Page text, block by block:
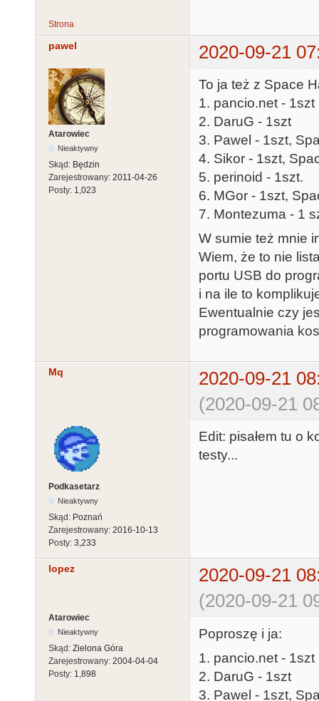
Strona
pawel 2020-09-21
Atarowiec
Nieaktywny
Skąd: Będzin
Zarejestrowany: 2011-04-26
Posty: 1,023
To ja też z Space
1. pancio.net - 1szt
2. DaruG - 1szt
3. Pawel - 1szt,
4. Sikor - 1szt,
5. perinoid - 1szt.
6. MGor - 1szt,
7. Montezuma - 1
W sumie też mnie
Wiem, że to nie
portu USB do
i na ile to
Ewentualnie czy
programowania
Mq
2020-09-21
(2020-09-21
Podkasetarz
Nieaktywny
Skąd: Poznań
Zarejestrowany: 2016-10-13
Posty: 3,233
Edit: pisałem tu o
testy...
lopez
2020-09-21
(2020-09-21
Atarowiec
Nieaktywny
Skąd: Zielona Góra
Zarejestrowany: 2004-04-04
Posty: 1,898
Poproszę i ja:
1. pancio.net - 1szt
2. DaruG - 1szt
3. Pawel - 1szt,